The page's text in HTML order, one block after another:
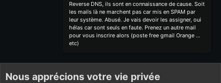
Reverse DNS, ils sont en connaissance de cause. Soit
les mails là ne marchent pas car mis en SPAM par
leur système. Abusé. Je vais devoir les assigner, oui
hélas car sont seuls en faute. Prenez un autre mail
pour vous inscrire alors (poste free gmail Orange ...
etc)
Nous apprécions votre vie privée